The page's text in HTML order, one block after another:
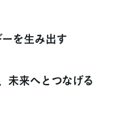
を生み出す
未来へとつなげる